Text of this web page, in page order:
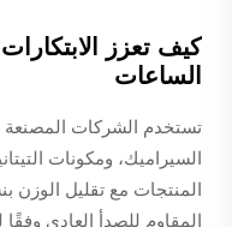
كيف تعزز
الساعات
تستخدم الشركات المصنعة
السيراميك، ومكونات